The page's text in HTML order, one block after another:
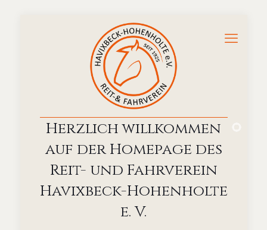
Herzlich willkommen
auf der Homepage des
Reit- und Fahrverein
Havixbeck-Hohenholte
e. V.